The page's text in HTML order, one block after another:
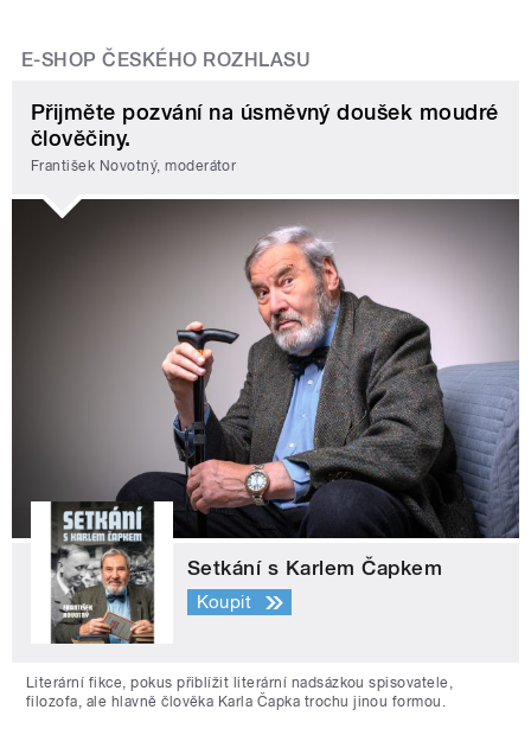
E-SHOP ČESKÉHO ROZHLASU
Přijměte pozvání na úsměvný doušek moudré
člověčiny.
František Novotný, moderátor
Setkání s Karlem Čapkem
Koupit
Literární fikce, pokus přiblížit literární nadsázkou spisovatele,
filozofa, ale hlavně člověka Karla Čapka trochu jinou formou.